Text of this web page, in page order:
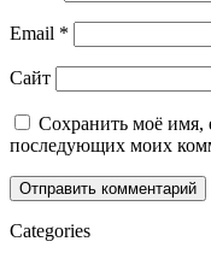
Email *
Сайт
Сохранить моё имя,
последующих моих
Categories